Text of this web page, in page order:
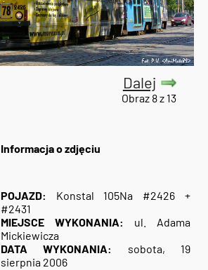
Dalej
Obraz 8 z 13
Informacja o zdjęciu
POJAZD: Konstal 105Na #2426 +
#2431
MIEJSCE WYKONANIA: ul. Adama
Mickiewicza
DATA WYKONANIA:
sobota, 19
sierpnia 2006